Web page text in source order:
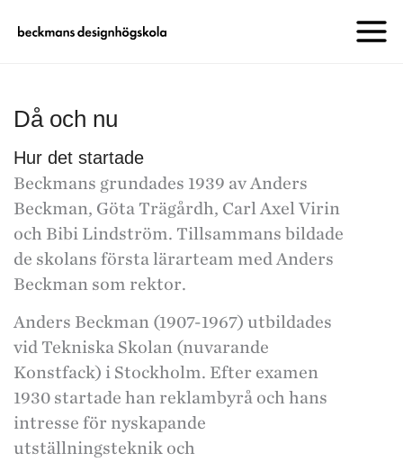
Då och nu
Hur det startade
Beckmans grundades 1939 av Anders
Beckman, Göta Trägårdh, Carl Axel Virin
och Bibi Lindström. Tillsammans bildade
de skolans första lärarteam med Anders
Beckman som rektor.
Anders Beckman (1907-1967) utbildades
vid Tekniska Skolan (nuvarande
Konstfack) i Stockholm. Efter examen
1930 startade han reklambyrå och hans
intresse för nyskapande
utställningsteknik och